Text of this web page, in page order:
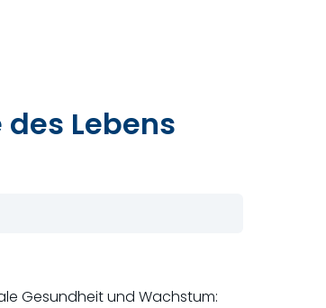
Lebens
Gesundheit und Wachstum: